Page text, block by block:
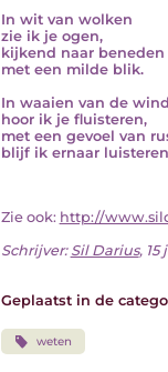
In wit van wolken
zie ik je ogen,
kijkend naar beneden
met een milde blik.
In waaien van de wind
hoor ik je fluisteren,
met een gevoel van
blijf ik ernaar
Zie ook: http://
Schrijver: Sil Darius, 15
Geplaatst in de
weten